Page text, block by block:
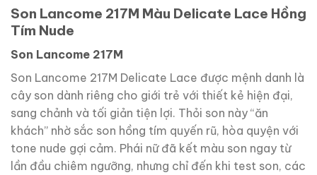
Son Lancome 217M Màu Delicate Lace Hồng
Tím Nude
Son Lancome 217M
Son Lancome 217M Delicate Lace được mệnh danh là
cây son dành riêng cho giới trẻ với thiết kẻ hiện đại,
sang chảnh và tối giản tiện lợi. Thỏi son này “ăn
khách” nhờ sắc son hồng tím quyến rũ, hòa quyện với
tone nude gợi cảm. Phái nữ đã kết màu son ngay từ
lần đầu chiêm ngưỡng, nhưng chỉ đến khi test son, các